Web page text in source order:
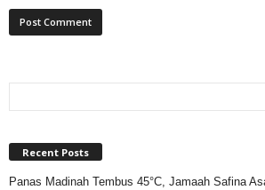
Recent Posts
Panas Madinah Tembus 45°C, Jamaah Safina